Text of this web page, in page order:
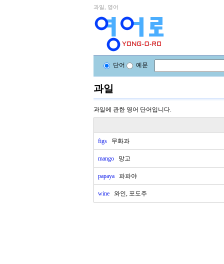
과일, 영어
단어 예문
과일
과일에 관한 영어 단어입니다.
figs 무화과
mango 망고
papaya 파파야
wine 와인, 포도주